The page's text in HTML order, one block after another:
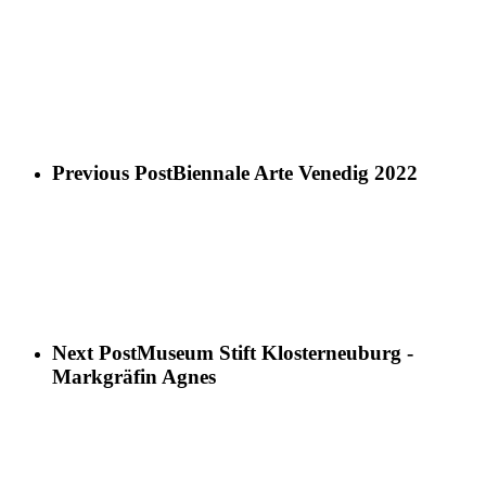
Previous PostBiennale Arte Venedig 2022
Next PostMuseum Stift Klosterneuburg -
Markgräfin Agnes